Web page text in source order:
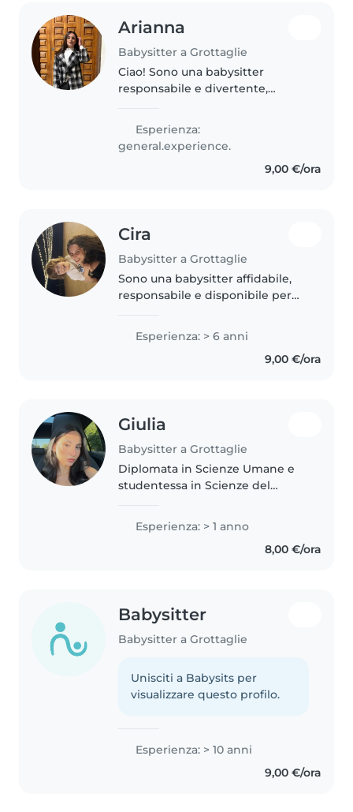
Arianna
Babysitter a Grottaglie
Ciao! Sono una babysitter
responsabile e divertente,
tuoi bambini. Ho esperienza con
bambini in età prescolare e
scolare, e amo disegnare e fare
Esperienza:
general.experience.
9,00 €/ora
Cira
Babysitter a Grottaglie
Sono una babysitter affidabile,
responsabile e disponibile per
conseguito un attestato di
Assistente all'Infanzia
riconosciuto dalla Regione
Esperienza: > 6 anni
9,00 €/ora
Giulia
Babysitter a Grottaglie
Diplomata in Scienze Umane e
studentessa in Scienze del
Sapienza di Roma, con una
formazione orientata alla
comprensione dei bisogni delle
Esperienza: > 1 anno
8,00 €/ora
Babysitter
Babysitter a Grottaglie
Unisciti a Babysits per
visualizzare questo profilo.
Esperienza: > 10 anni
9,00 €/ora